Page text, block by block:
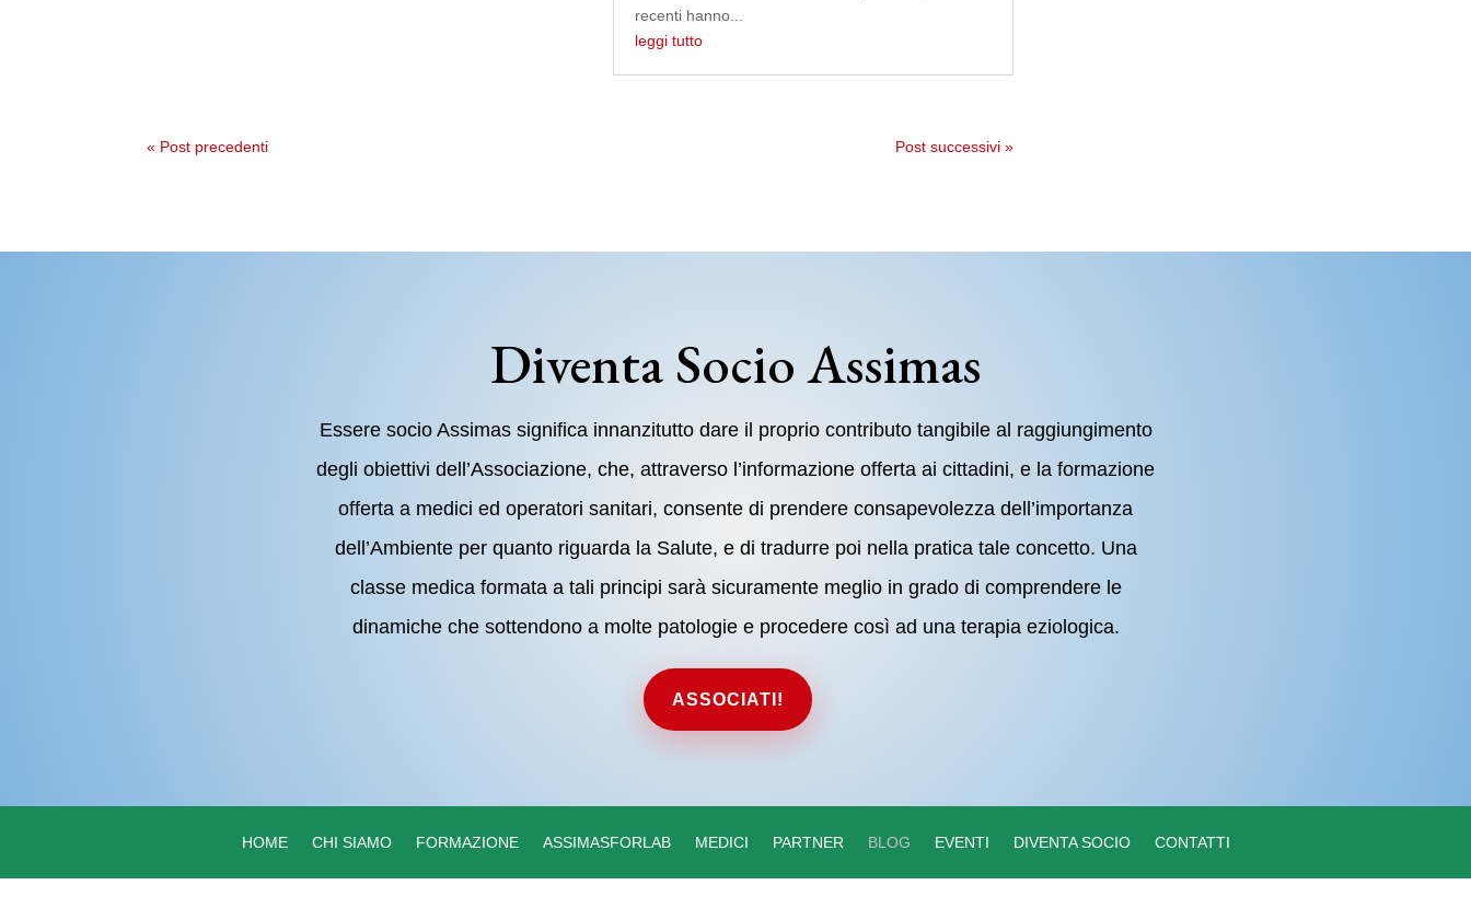
recenti hanno...
leggi tutto
« Post precedenti Post successivi »
Diventa Socio Assimas
Essere socio Assimas significa innanzitutto dare il proprio contributo tangibile al raggiungimento
degli obiettivi dell’Associazione, che, attraverso l’informazione offerta ai cittadini, e la formazione
offerta a medici ed operatori sanitari, consente di prendere consapevolezza dell’importanza
dell’Ambiente per quanto riguarda la Salute, e di tradurre poi nella pratica tale concetto. Una
classe medica formata a tali principi sarà sicuramente meglio in grado di comprendere le
dinamiche che sottendono a molte patologie e procedere così ad una terapia eziologica.
ASSOCIATI!
HOME CHI SIAMO FORMAZIONE ASSIMASFORLAB MEDICI PARTNER BLOG EVENTI DIVENTA SOCIO CONTATTI